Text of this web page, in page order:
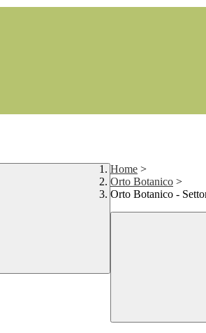
Home >
Orto Botanico >
Orto Botanico -